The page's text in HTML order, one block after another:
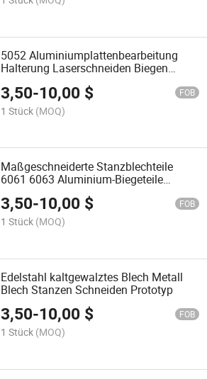
5052 Aluminiumplattenbearbeitung
Halterung Laserschneiden Biegen
3,50-10,00 $ FOB
1 Stück (MOQ)
Maßgeschneiderte Stanzblechteile
6061 6063 Aluminium-Biegeteile
3,50-10,00 $ FOB
1 Stück (MOQ)
Edelstahl kaltgewalztes Blech Metall
Blech Stanzen Schneiden Prototyp
3,50-10,00 $ FOB
1 Stück (MOQ)